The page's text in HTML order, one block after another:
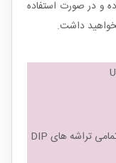
و در صورت استفاده
داشت.